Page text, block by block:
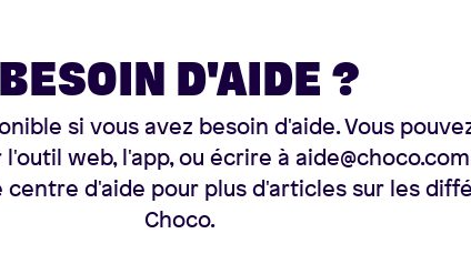
BESOIN D'AIDE ?
si vous avez besoin d'aide. Vous
web, l'app, ou écrire à
centre d'aide pour plus d'articles sur les
Choco.